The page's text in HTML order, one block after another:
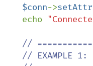
$conn->
    echo
//